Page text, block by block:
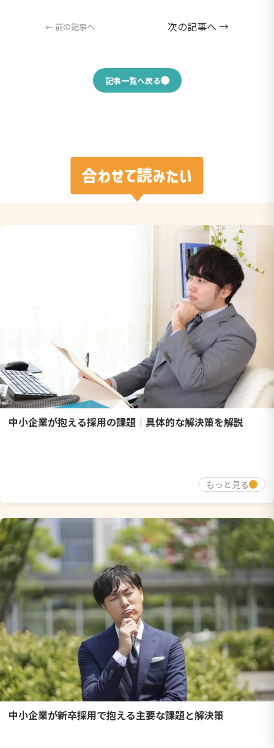
← 前の記事へ 次の記事へ →
記事一覧へ戻る
合わせて読みたい
中小企業が抱える採用の課題｜具体的な解決策を解説
もっと見る
中小企業が新卒採用で抱える主要な課題と解決策